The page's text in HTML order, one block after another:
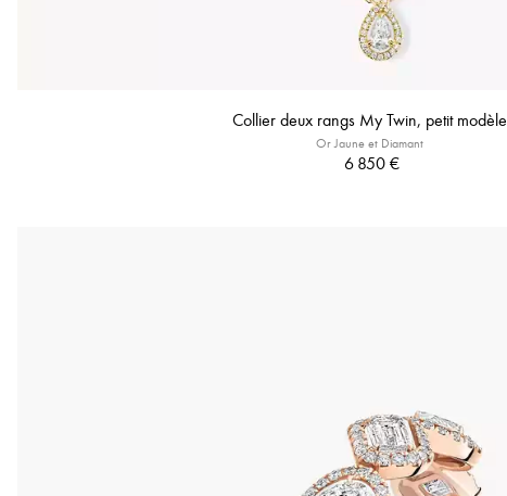
Collier deux rangs My Twin, petit modèle
Or Jaune et Diamant
6 850 €